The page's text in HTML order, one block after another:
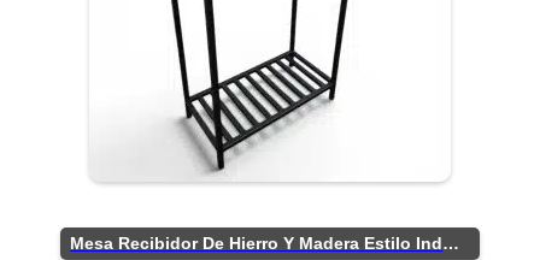
Mesa Recibidor De Hierro Y Madera Estilo Industrial